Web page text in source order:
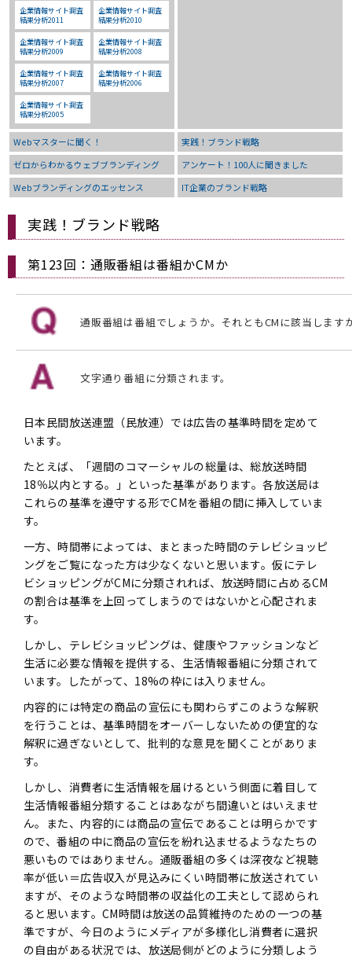
企業情報サイト調査
結果分析2011
企業情報サイト調査
結果分析2010
企業情報サイト調査
結果分析2009
企業情報サイト調査
結果分析2008
企業情報サイト調査
結果分析2007
企業情報サイト調査
結果分析2006
企業情報サイト調査
結果分析2005
Webマスターに聞く！
実践！ブランド戦略
ゼロからわかるウェブブランディング
アンケート！100人に聞きました
Webブランディングのエッセンス
IT企業のブランド戦略
実践！ブランド戦略
第123回：通販番組は番組かCMか
通販番組は番組でしょうか。それともCMに該当します
文字通り番組に分類されます。
日本民間放送連盟（民放連）では広告の基準時間を定めて
います。
たとえば、「週間のコマーシャルの総量は、総放送時間
18％以内とする。」といった基準があります。各放送局は
これらの基準を遵守する形でCMを番組の間に挿入していま
す。
一方、時間帯によっては、まとまった時間のテレビショッピ
ングをご覧になった方は少なくないと思います。仮にテレ
ビショッピングがCMに分類されれば、放送時間に占めるCM
の割合は基準を上回ってしまうのではないかと心配されま
す。
しかし、テレビショッピングは、健康やファッションなど
生活に必要な情報を提供する、生活情報番組に分類されて
います。したがって、18%の枠には入りません。
内容的には特定の商品の宣伝にも関わらずこのような解釈
を行うことは、基準時間をオーバーしないための便宜的な
解釈に過ぎないとして、批判的な意見を聞くことがありま
す。
しかし、消費者に生活情報を届けるという側面に着目して
生活情報番組分類することはあながち間違いとはいえませ
ん。また、内容的には商品の宣伝であることは明らかです
ので、番組の中に商品の宣伝を紛れ込ませるようなたちの
悪いものではありません。通販番組の多くは深夜など視聴
率が低い＝広告収入が見込みにくい時間帯に放送されてい
ますが、そのような時間帯の収益化の工夫として認められ
ると思います。CM時間は放送の品質維持のための一つの基
準ですが、今日のようにメディアが多様化し消費者に選択
の自由がある状況では、放送局側がどのように分類しよう